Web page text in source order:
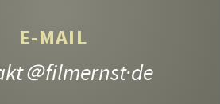
E-MAIL
＠filmernst·de